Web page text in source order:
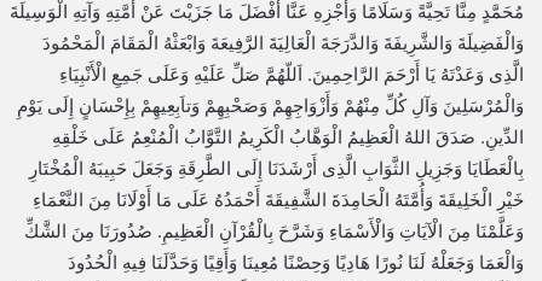
مُحَمَّدٍ مِنَّا تَحِيَّةً وَسَلَامًا وَأَجْزِهِ عَنَّا أَفْضَلَ مَا جَزَيْتَ عَنْ أُمَّتِهِ وَآتِهِ الْوَسِيلَةَ
وَالْفَضِيلَةَ وَالشَّرِيفَةَ وَالدَّرَجَةَ الْعَالِيَةَ الرَّفِيعَةَ وَابْعَثْهُ الْمَقَامَ الْمَحْمُودَ
الَّذِى وَعَدْتَهُ يَا أَرْحَمَ الرَّاحِمِينَ. اَللّهُمَّ صَلِّ عَلَيْهِ وَعَلَى جَمِعِ الْأَنْبِيَاءِ
وَالْمُرْسَلِينَ وَآلِ كُلِّ مِنْهُمْ وَأَزْوَاجِهِمْ وَصَحْبِهِمْ وَتاَبِعِيهِمْ بِإِحْسَانٍ إِلَى يَوْمِ
الدِّينِ. صَدَقَ اللهُ الْعَظِيمُ الْوَهَّابُ الْكَرِيمُ التَّوَّابُ الْمُنْعِمُ عَلَى خَلْقِهِ
بِالْعَطَايَا وَجَزِيلِ الثَّوَابِ الَّذِى أَرْشَدَنَا إِلَى الطَّرِقَةِ وَجَعَلَ حَبِيبَهُ الْمُخْتَارِ
خَيْرِ الْخَلِيقَةَ وَأُمَّتَهُ الْحَامِدَةَ الشَّفِيقَةَ أَحْمَدُهُ عَلَى مَا أَوْلَانَا مِنَ النَّعْمَاءِ
وَعَلَّمْنَا مِنَ الْآيَاتِ وَالْأَسْمَاءِ وَشَرَّحَ بِالْقُرْآنِ الْعَظِيمِ. صُدُورَنَا مِنَ الشَّكِّ
وَالْعَمَا وَجَعَلْهُ لَنَا نُورًا هَادِيًا وَحِصْنًا مُعِينَا وَأَقِيًا وَحَدَّلَنَا فِيهِ الْحُدُودَ